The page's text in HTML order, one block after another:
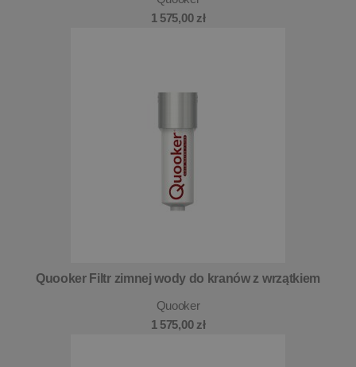
1 575,00 zł
Quooker Filtr zimnej wody do kranów z wrzątkiem
Quooker
1 575,00 zł